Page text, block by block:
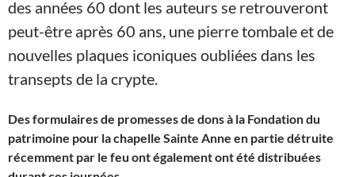
des années 60 dont les auteurs se retrouveront
peut-être après 60 ans, une pierre tombale et de
nouvelles plaques iconiques oubliées dans les
transepts de la crypte.
Des formulaires de promesses de dons à la Fondation du
patrimoine pour la chapelle Sainte Anne en partie détruite
récemment par le feu ont également ont été distribuées